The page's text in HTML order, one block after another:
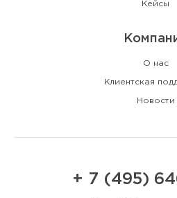
Кейсы
О нас
Клиентская
Новости
+ 7 (495)